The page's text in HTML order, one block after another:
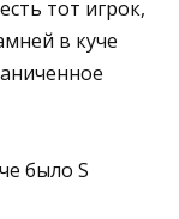
тот игрок,
в куче
было S